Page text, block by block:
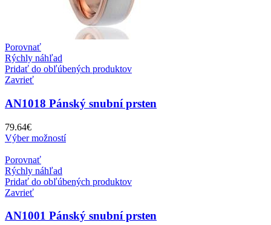
Porovnať
Rýchly náhľad
Pridať do obľúbených produktov
Zavrieť
AN1018 Pánský snubní prsten
79.64€
Výber možností
Porovnať
Rýchly náhľad
Pridať do obľúbených produktov
Zavrieť
AN1001 Pánský snubní prsten